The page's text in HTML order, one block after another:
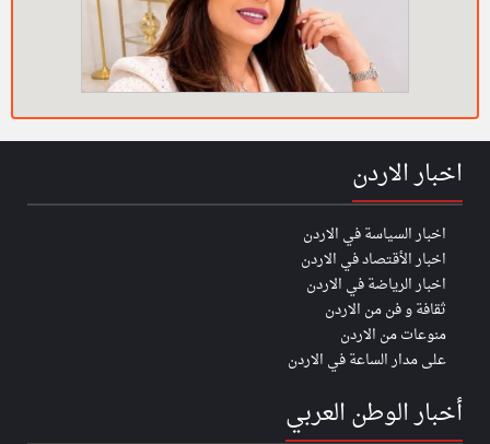
اخبار الاردن
اخبار السياسة في الاردن
اخبار الأقتصاد في الاردن
اخبار الرياضة في الاردن
ثقافة و فن من الاردن
منوعات من الاردن
على مدار الساعة في الاردن
أخبار الوطن العربي